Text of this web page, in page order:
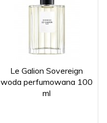
Le Galion Sovereign
woda perfumowana 100
ml